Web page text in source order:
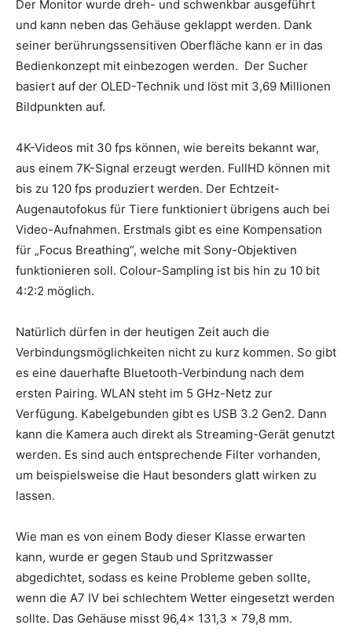
Der Monitor wurde dreh- und schwenkbar ausgeführt
und kann neben das Gehäuse geklappt werden. Dank
seiner berührungssensitiven Oberfläche kann er in das
Bedienkonzept mit einbezogen werden. Der Sucher
basiert auf der OLED-Technik und löst mit 3,69 Millionen
Bildpunkten auf.
4K-Videos mit 30 fps können, wie bereits bekannt war,
aus einem 7K-Signal erzeugt werden. FullHD können mit
bis zu 120 fps produziert werden. Der Echtzeit-
Augenautofokus für Tiere funktioniert übrigens auch bei
Video-Aufnahmen. Erstmals gibt es eine Kompensation
für „Focus Breathing“, welche mit Sony-Objektiven
funktionieren soll. Colour-Sampling ist bis hin zu 10 bit
4:2:2 möglich.
Natürlich dürfen in der heutigen Zeit auch die
Verbindungsmöglichkeiten nicht zu kurz kommen. So gibt
es eine dauerhafte Bluetooth-Verbindung nach dem
ersten Pairing. WLAN steht im 5 GHz-Netz zur
Verfügung. Kabelgebunden gibt es USB 3.2 Gen2. Dann
kann die Kamera auch direkt als Streaming-Gerät genutzt
werden. Es sind auch entsprechende Filter vorhanden,
um beispielsweise die Haut besonders glatt wirken zu
lassen.
Wie man es von einem Body dieser Klasse erwarten
kann, wurde er gegen Staub und Spritzwasser
abgedichtet, sodass es keine Probleme geben sollte,
wenn die A7 IV bei schlechtem Wetter eingesetzt werden
sollte. Das Gehäuse misst 96,4x 131,3 x 79,8 mm.